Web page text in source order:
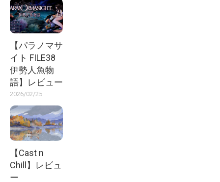
【パラノマサ
イト FILE38
伊勢人魚物
語】レビュー
2026/02/25
【Cast n
Chill】レビュ
ー